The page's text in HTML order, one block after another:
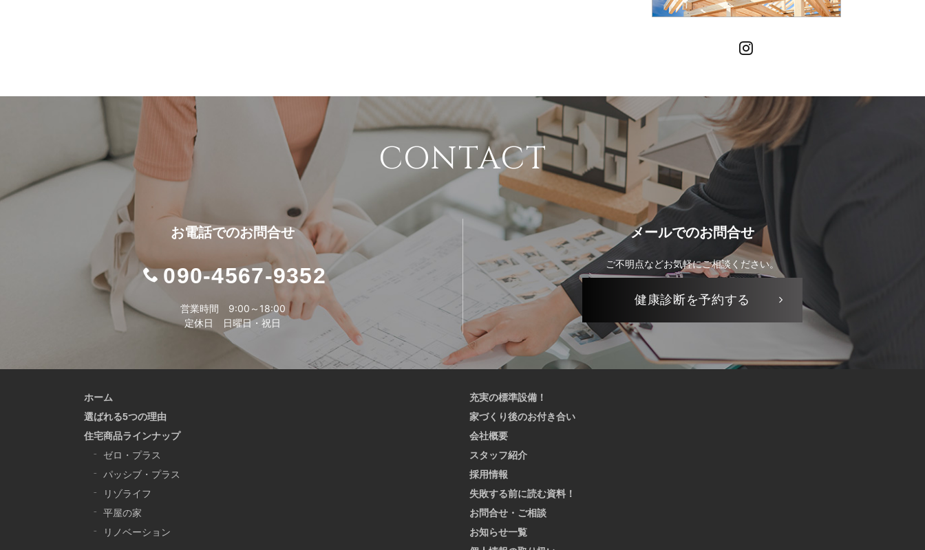
CONTACT
お電話でのお問合せ
090-4567-9352
営業時間 9:00～18:00
定休日 日曜日・祝日
メールでのお問合せ
ご不明点などお気軽にご相談ください。
健康診断を予約する
ホーム
選ばれる5つの理由
住宅商品ラインナップ
ゼロ・プラス
パッシブ・プラス
リゾライフ
平屋の家
リノベーション
充実の標準設備！
家づくり後のお付き合い
会社概要
スタッフ紹介
採用情報
失敗する前に読む資料！
お問合せ・ご相談
お知らせ一覧